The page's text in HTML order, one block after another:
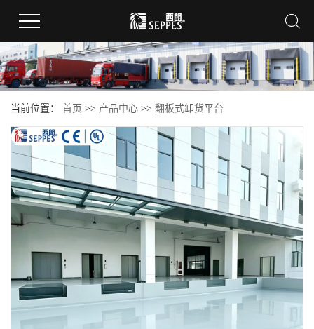
当前位置： 首页 >> 产品中心 >> 翻板式卸货平台